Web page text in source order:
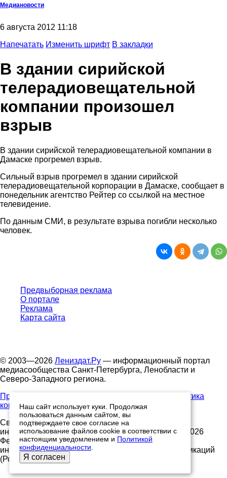
Медиановости
6 августа 2012 11:18
Напечатать Изменить шрифт В закладки
В здании сирийской
телерадиовещательной
компании произошел
взрыв
В здании сирийской телерадиовещательной компании в
Дамаске прогремел взрыв.
Сильный взрыв прогремел в здании сирийской
телерадиовещательной корпорации в Дамаске, сообщает в
понедельник агентство Рейтер со ссылкой на местное
телевидение.
По данным СМИ, в результате взрыва погибли несколько
человек.
Предвыборная реклама
О портале
Реклама
Карта сайта
© 2003—2026 Лениздат.Ру — информационный портал
медиасообщества Санкт-Петербурга, Ленобласти и
Северо-Западного региона.
Правила использования содержания сайта.
Политика
конфиденциальности.
Свидетельство о регистрации средства массовой
информации ЭЛ №ФС77-91046, выданное 10.03.2026
Федеральной службой по надзору в сфере связи,
информационных технологий и массовых коммуникаций
(Роскомнадзор)
Наш сайт использует куки. Продолжая
пользоваться данным сайтом, вы
подтверждаете свое согласие на
использование файлов cookie в соответствии с
настоящим уведомлением и Политикой
конфиденциальности
Я согласен